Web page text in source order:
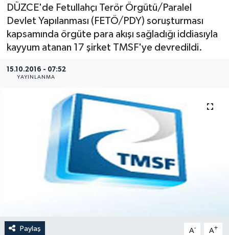
DÜZCE'de Fetullahçı Terör Örgütü/Paralel
Devlet Yapılanması (FETÖ/PDY) soruşturması
kapsamında örgüte para akışı sağladığı iddiasıyla
kayyum atanan 17 şirket TMSF'ye devredildi.
15.10.2016 - 07:52
YAYINLANMA
Paylaş A- A+
Medya
Sağlık
Sinema
Sivil Toplum
Spor
Tarım
Yaşam